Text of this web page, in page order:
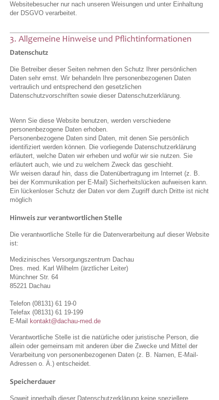
Websitebesucher nur nach unseren Weisungen und unter Einhaltung
der DSGVO verarbeitet.
3. Allgemeine Hinweise und Pflichtinformationen
Datenschutz
Die Betreiber dieser Seiten nehmen den Schutz Ihrer persönlichen
Daten sehr ernst. Wir behandeln Ihre personenbezogenen Daten
vertraulich und entsprechend den gesetzlichen
Datenschutzvorschriften sowie dieser Datenschutzerklärung.
Wenn Sie diese Website benutzen, werden verschiedene
personenbezogene Daten erhoben.
Personenbezogene Daten sind Daten, mit denen Sie persönlich
identifiziert werden können. Die vorliegende Datenschutzerklärung
erläutert, welche Daten wir erheben und wofür wir sie nutzen. Sie
erläutert auch, wie und zu welchem Zweck das geschieht.
Wir weisen darauf hin, dass die Datenübertragung im Internet (z. B.
bei der Kommunikation per E-Mail) Sicherheitslücken aufweisen kann.
Ein lückenloser Schutz der Daten vor dem Zugriff durch Dritte ist nicht
möglich
Hinweis zur verantwortlichen Stelle
Die verantwortliche Stelle für die Datenverarbeitung auf dieser Website
ist:
Medizinisches Versorgungszentrum Dachau
Dres. med. Karl Wilhelm (ärztlicher Leiter)
Münchner Str. 64
85221 Dachau
Telefon (08131) 61 19-0
Telefax (08131) 61 19-199
E-Mail
kontakt@dachau-med.de
Verantwortliche Stelle ist die natürliche oder juristische Person, die
allein oder gemeinsam mit anderen über die Zwecke und Mittel der
Verarbeitung von personenbezogenen Daten (z. B. Namen, E-Mail-
Adressen o. Ä.) entscheidet.
Speicherdauer
Soweit innerhalb dieser Datenschutzerklärung keine speziellere